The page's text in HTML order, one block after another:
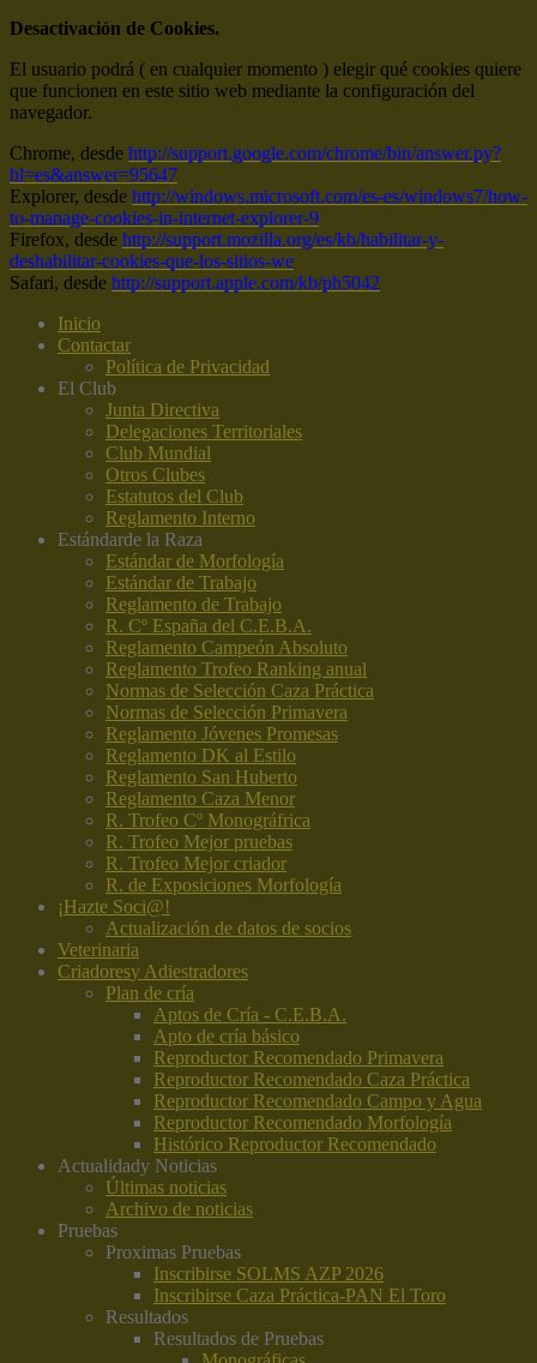
Desactivación de Cookies.
El usuario podrá ( en cualquier momento ) elegir qué cookies quiere
que funcionen en este sitio web mediante la configuración del
navegador.
Chrome, desde http://support.google.com/chrome/bin/answer.py?
hl=es&answer=95647
Explorer, desde http://windows.microsoft.com/es-es/windows7/how-
to-manage-cookies-in-internet-explorer-9
Firefox, desde http://support.mozilla.org/es/kb/habilitar-y-
deshabilitar-cookies-que-los-sitios-we
Safari, desde http://support.apple.com/kb/ph5042
Inicio
Contactar
Política de Privacidad
El Club
Junta Directiva
Delegaciones Territoriales
Club Mundial
Otros Clubes
Estatutos del Club
Reglamento Interno
Estándarde la Raza
Estándar de Morfología
Estándar de Trabajo
Reglamento de Trabajo
R. Cº España del C.E.B.A.
Reglamento Campeón Absoluto
Reglamento Trofeo Ranking anual
Normas de Selección Caza Práctica
Normas de Selección Primavera
Reglamento Jóvenes Promesas
Reglamento DK al Estilo
Reglamento San Huberto
Reglamento Caza Menor
R. Trofeo Cº Monográfrica
R. Trofeo Mejor pruebas
R. Trofeo Mejor criador
R. de Exposiciones Morfología
¡Hazte Soci@!
Actualización de datos de socios
Veterinaria
Criadoresy Adiestradores
Plan de cría
Aptos de Cría - C.E.B.A.
Apto de cría básico
Reproductor Recomendado Primavera
Reproductor Recomendado Caza Práctica
Reproductor Recomendado Campo y Agua
Reproductor Recomendado Morfología
Histórico Reproductor Recomendado
Actualidady Noticias
Últimas noticias
Archivo de noticias
Pruebas
Proximas Pruebas
Inscribirse SOLMS AZP 2026
Inscribirse Caza Práctica-PAN El Toro
Resultados
Resultados de Pruebas